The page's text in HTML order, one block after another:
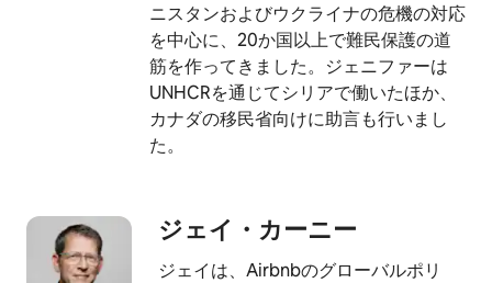
ニスタンおよびウクライナの危機の対応
を中心に、20か国以上で難民保護の道
筋を作ってきました。ジェニファーは
UNHCRを通じてシリアで働いたほか、
カナダの移民省向けに助言も行いまし
た。
ジェイ・カ⁠ー⁠ニ⁠ー
ジェイは、Airbnbのグローバルポリ